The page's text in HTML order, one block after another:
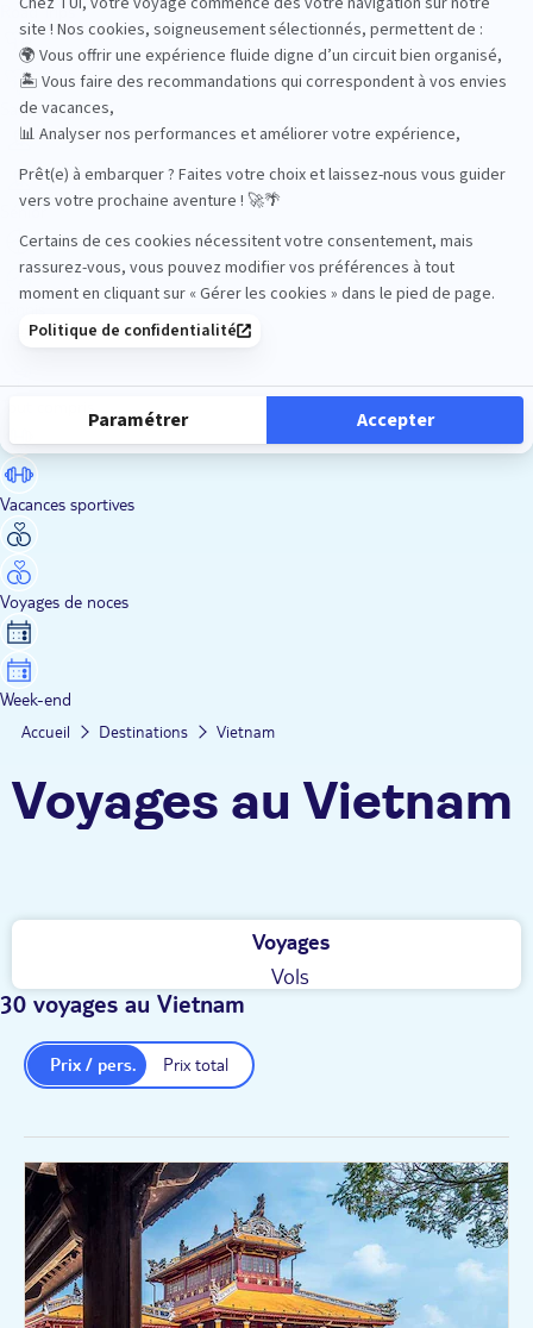
Road Trips
Safari
Sénior
Vacances sportives
Voyages de noces
Week-end
Accueil Destinations Vietnam
Voyages au Vietnam
Voyages
Vols
30 voyages au Vietnam
Prix total
Prix / pers.